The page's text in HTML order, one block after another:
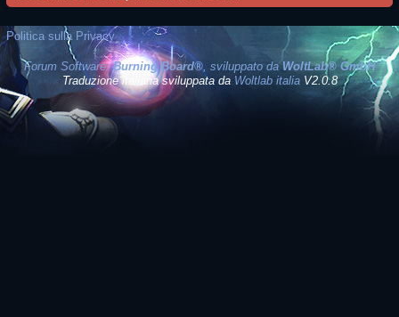
Politica sulla Privacy
Forum Software:Burning Board®, sviluppato daWoltLab® GmbH
Traduzione italiana sviluppata da Woltlab italiaV2.0.8